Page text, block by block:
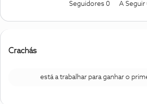
Seguidores 0 A Seguir
Crachás
está a trabalhar para ganhar o